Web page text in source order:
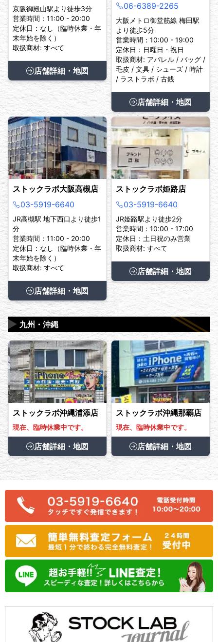
京阪御殿山駅より徒歩3分
営業時間：11:00 - 20:00
定休日：なし（臨時休業・年
末年始を除く）
取扱商材: すべて
店舗詳細・地図
06-6389-2265
大阪メトロ御堂筋線 梅田駅
より徒歩5分
営業時間：10:00 - 19:00
定休日：日曜日・祝日
取扱商材: アパレル / バッグ /
毛皮 / 文具 / シューズ / 時計
/ ラストラボ / 古銭
店舗詳細・地図
ストックラボ大阪高槻店
03-5919-6640
JR高槻駅 地下西口より徒歩1
分
営業時間：11:00 - 20:00
定休日：なし（臨時休業・年
末年始を除く）
取扱商材: すべて
店舗詳細・地図
ストックラボ姫路店
03-5919-6640
JR姫路駅より徒歩2分
営業時間：10:00 - 17:00
定休日：土日祝のみ営業
取扱商材: すべて
店舗詳細・地図
九州・沖縄
▶
ストックラボ沖縄浦添店
現在、臨時休業中です。
店舗詳細・地図
ストックラボ沖縄那覇店
現在、臨時休業中です。
店舗詳細・地図